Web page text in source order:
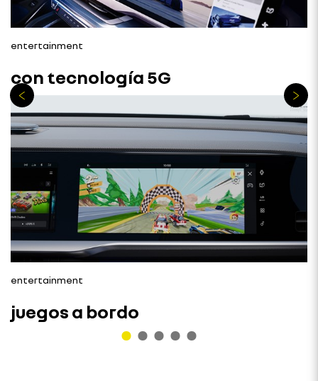
entertainment
con tecnología 5G
entertainment
juegos a bordo